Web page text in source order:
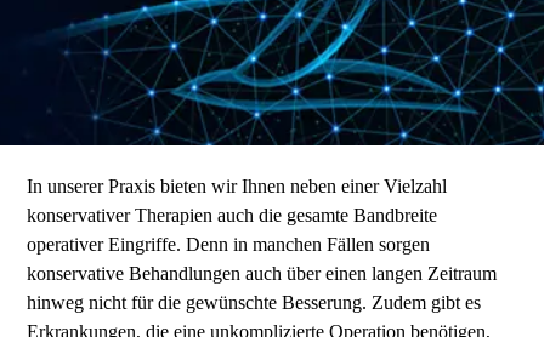
In unserer Praxis bieten wir Ihnen neben einer Vielzahl
konservativer Therapien auch die gesamte Bandbreite
operativer Eingriffe. Denn in manchen Fällen sorgen
konservative Behandlungen auch über einen langen Zeitraum
hinweg nicht für die gewünschte Besserung. Zudem gibt es
Erkrankungen, die eine unkomplizierte Operation benötigen,